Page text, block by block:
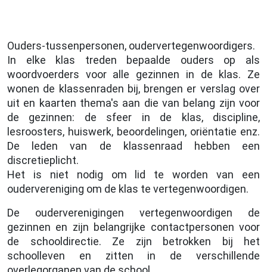
Ouders-tussenpersonen, oudervertegenwoordigers.
In elke klas treden bepaalde ouders op als
woordvoerders voor alle gezinnen in de klas. Ze
wonen de klassenraden bij, brengen er verslag over
uit en kaarten thema's aan die van belang zijn voor
de gezinnen: de sfeer in de klas, discipline,
lesroosters, huiswerk, beoordelingen, oriëntatie enz.
De leden van de klassenraad hebben een
discretieplicht.
Het is niet nodig om lid te worden van een
oudervereniging om de klas te vertegenwoordigen.
De ouderverenigingen vertegenwoordigen de
gezinnen en zijn belangrijke contactpersonen voor
de schooldirectie. Ze zijn betrokken bij het
schoolleven en zitten in de verschillende